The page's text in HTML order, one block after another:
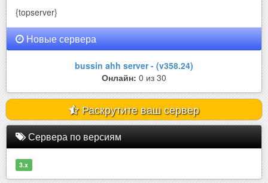
{topserver}
Новые сервера
bussin ahh server - (v358.24)
Онлайн: 0 из 30
Раскрутите ваш сервер
Сервера по версиям
3.x